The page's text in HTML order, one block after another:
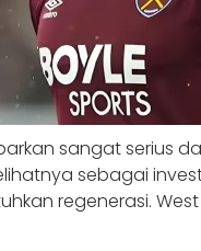
sangat serius
sebagai
regenerasi.